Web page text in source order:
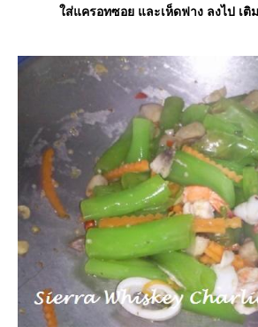
ส่แครอทซอย และเห็ดฟาง ลงไป เติ